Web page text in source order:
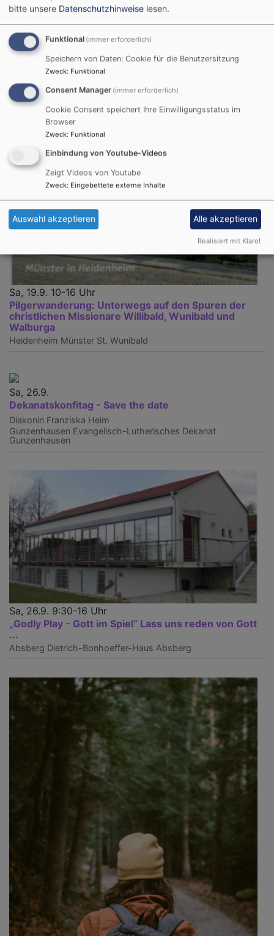
Dekanatstermine
Sa, 19.9. 10-16 Uhr
Pilgerwanderung: Unterwegs auf den Spuren der
christlichen Missionare Willibald, Wunibald und
Walburga
Heidenheim Münster St. Wunibald
Sa, 26.9.
Dekanatskonfitag - Save the date
Diakonin Franziska Heim
Gunzenhausen Evangelisch-Lutherisches Dekanat
Gunzenhausen
Sa, 26.9. 9:30-16 Uhr
„Godly Play - Gott im Spiel“ Lass uns reden von Gott
...
Absberg Dietrich-Bonhoeffer-Haus Absberg
bitte unsere Datenschutzhinweise lesen.
Funktional (immer erforderlich)
Speichern von Daten: Cookie für die Benutzersitzung
Zweck: Funktional
Consent Manager (immer erforderlich)
Cookie Consent speichert Ihre Einwilligungsstatus im
Browser
Zweck: Funktional
Einbindung von Youtube-Videos
Zeigt Videos von Youtube
Zweck: Eingebettete externe Inhalte
Auswahl akzeptieren Alle akzeptieren
Realisiert mit Klaro!